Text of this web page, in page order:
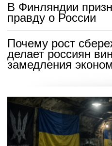
В Финляндии
правду о России
Почему рост
делает россиян
замедления